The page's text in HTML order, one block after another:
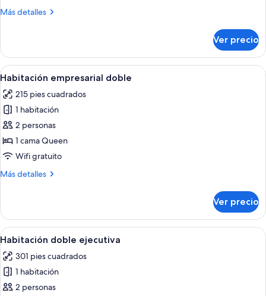
Más detalles
Más
doble
superior
Ver precio
Abrir
todas
las
fotos
de
Habitación
empresarial
Una habitación de hotel con dos
3
Habitación empresarial doble
215 pies cuadrados
1 habitación
2 personas
1 cama Queen
Wifi gratuito
Más detalles
Más
empresarial
doble
Ver precio
Abrir
todas
las
fotos
de
Habitación de hotel con cama,
4
Habitación doble ejecutiva
301 pies cuadrados
1 habitación
2 personas